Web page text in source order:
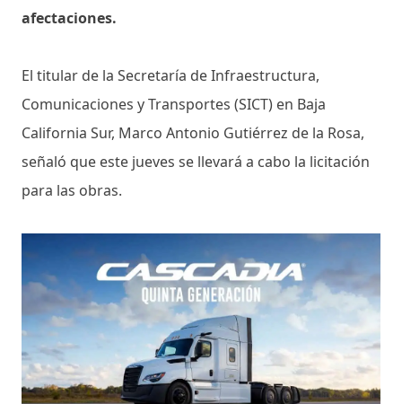
afectaciones.
El titular de la Secretaría de Infraestructura,
Comunicaciones y Transportes (SICT) en Baja
California Sur, Marco Antonio Gutiérrez de la Rosa,
señaló que este jueves se llevará a cabo la licitación
para las obras.